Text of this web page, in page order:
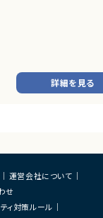
の開発
ソフトウェア評価および不
集背景
発体制強化に伴う増員募
当工程
詳細を見る
運営会社について
せ
ィ対策ルール